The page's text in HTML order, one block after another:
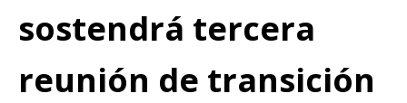
sostendrá tercera
reunión de transición